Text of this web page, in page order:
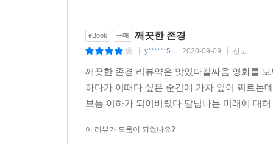
eBook 구매 깨끗한 존경
y******5 2020-09-09 신고
깨끗한 존경 리뷰약은 맛있다칼싸움 영화를
하다가 이때다 싶은 순간에 가차 엎이 찌르는
보통 이하가 되어버렸다 달님나는 미래에 대
이 리뷰가 도움이 되었나요?